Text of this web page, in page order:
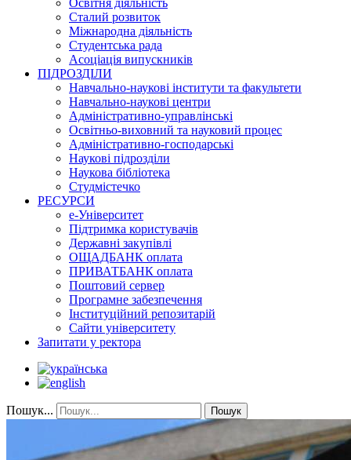
Сталий розвиток
Міжнародна діяльність
Студентська рада
Асоціація випускників
ПІДРОЗДІЛИ
Навчально-наукові інститути та факультети
Навчально-наукові центри
Адміністративно-управлінські
Освітньо-виховний та науковий процес
Адміністративно-господарські
Наукові підрозділи
Наукова бібліотека
Студмістечко
РЕСУРСИ
е-Університет
Підтримка користувачів
Державні закупівлі
ОЩАДБАНК оплата
ПРИВАТБАНК оплата
Поштовий сервер
Програмне забезпечення
Інституційний репозитарій
Сайти університету
Запитати у ректора
Пошук... Пошук